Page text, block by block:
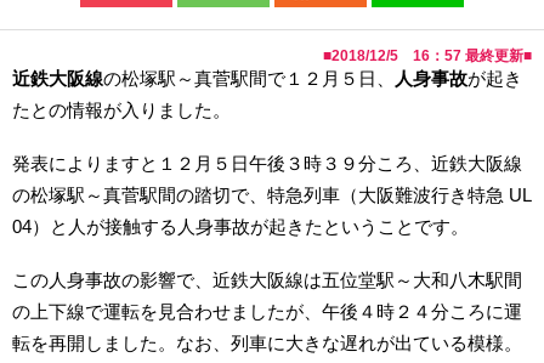
■2018/12/5 16：57 最終更新■
近鉄大阪線の松塚駅～真菅駅間で１２月５日、 人身事故が起き
たとの情報が入りました。
発表によりますと１２月５日午後３時３９分ころ、近鉄大阪線
の松塚駅～真菅駅間の踏切で、特急列車（大阪難波行き特急 UL
04）と人が接触する人身事故が起きたということです。
この人身事故の影響で、近鉄大阪線は五位堂駅～大和八木駅間
の上下線で運転を見合わせましたが、午後４時２４分ころに運
転を再開しました。なお、列車に大きな遅れが出ている模様。